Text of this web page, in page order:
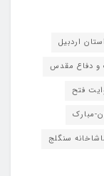
اردبیل
و دفاع مقدس
فتح
مبارک
سنگلج